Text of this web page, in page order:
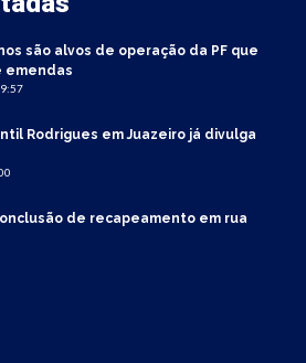
são alvos de operação da PF que
emendas
Rodrigues em Juazeiro já divulga
de recapeamento em rua